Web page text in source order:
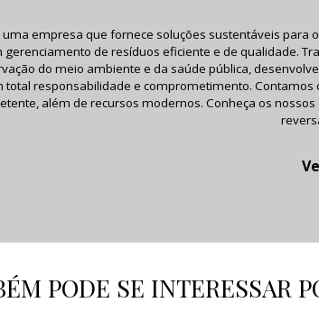
uma empresa que fornece soluções sustentáveis para
gerenciamento de resíduos eficiente e de qualidade.
do meio ambiente e da saúde pública,
total responsabilidade e comprometimento. Contamos
além de recursos modernos. Conheça os
PODE SE INTERESSAR